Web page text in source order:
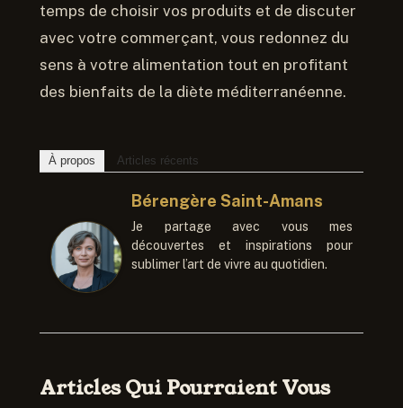
temps de choisir vos produits et de discuter
avec votre commerçant, vous redonnez du
sens à votre alimentation tout en profitant
des bienfaits de la diète méditerranéenne.
À propos Articles récents
Bérengère Saint-Amans
Je partage avec vous mes
découvertes et inspirations pour
sublimer l’art de vivre au quotidien.
Articles Qui Pourraient Vous